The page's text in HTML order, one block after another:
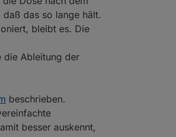
das so lange hält.
bleibt es. Die
die Ableitung der
beschrieben.
besser auskennt,